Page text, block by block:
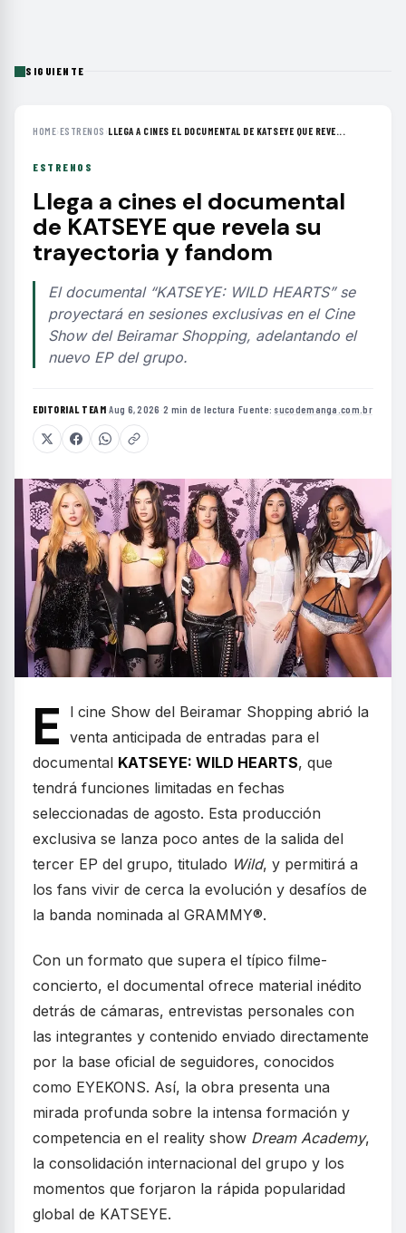
SIGUIENTE
HOME›ESTRENOS ›LLEGA A CINES EL DOCUMENTAL DE KATSEYE QUE REVE...
ESTRENOS
Llega a cines el documental
de KATSEYE que revela su
trayectoria y fandom
El documental “KATSEYE: WILD HEARTS” se
proyectará en sesiones exclusivas en el Cine
Show del Beiramar Shopping, adelantando el
nuevo EP del grupo.
EDITORIAL TEAM·Aug 6, 2026 ·2 min de lectura ·Fuente: sucodemanga.com.br
E
l cine Show del Beiramar Shopping abrió la
venta anticipada de entradas para el
documental KATSEYE: WILD HEARTS, que
tendrá funciones limitadas en fechas
seleccionadas de agosto. Esta producción
exclusiva se lanza poco antes de la salida del
tercer EP del grupo, titulado Wild, y permitirá a
los fans vivir de cerca la evolución y desafíos de
la banda nominada al GRAMMY®.
Con un formato que supera el típico filme-
concierto, el documental ofrece material inédito
detrás de cámaras, entrevistas personales con
las integrantes y contenido enviado directamente
por la base oficial de seguidores, conocidos
como EYEKONS. Así, la obra presenta una
mirada profunda sobre la intensa formación y
competencia en el reality show Dream Academy,
la consolidación internacional del grupo y los
momentos que forjaron la rápida popularidad
global de KATSEYE.